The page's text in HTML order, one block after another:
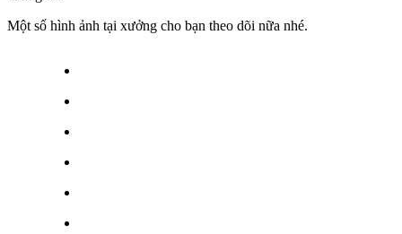
Một số hình ảnh tại xưởng cho bạn theo dõi nữa nhé.